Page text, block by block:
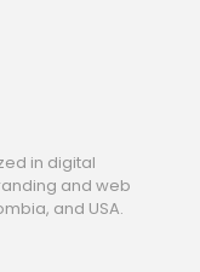
in digital
and web
and USA.